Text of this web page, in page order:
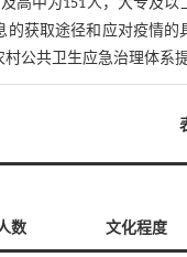
高中为151人，大专及
获取途径和应对疫情的
公共卫生应急治理体系
数 文化程度